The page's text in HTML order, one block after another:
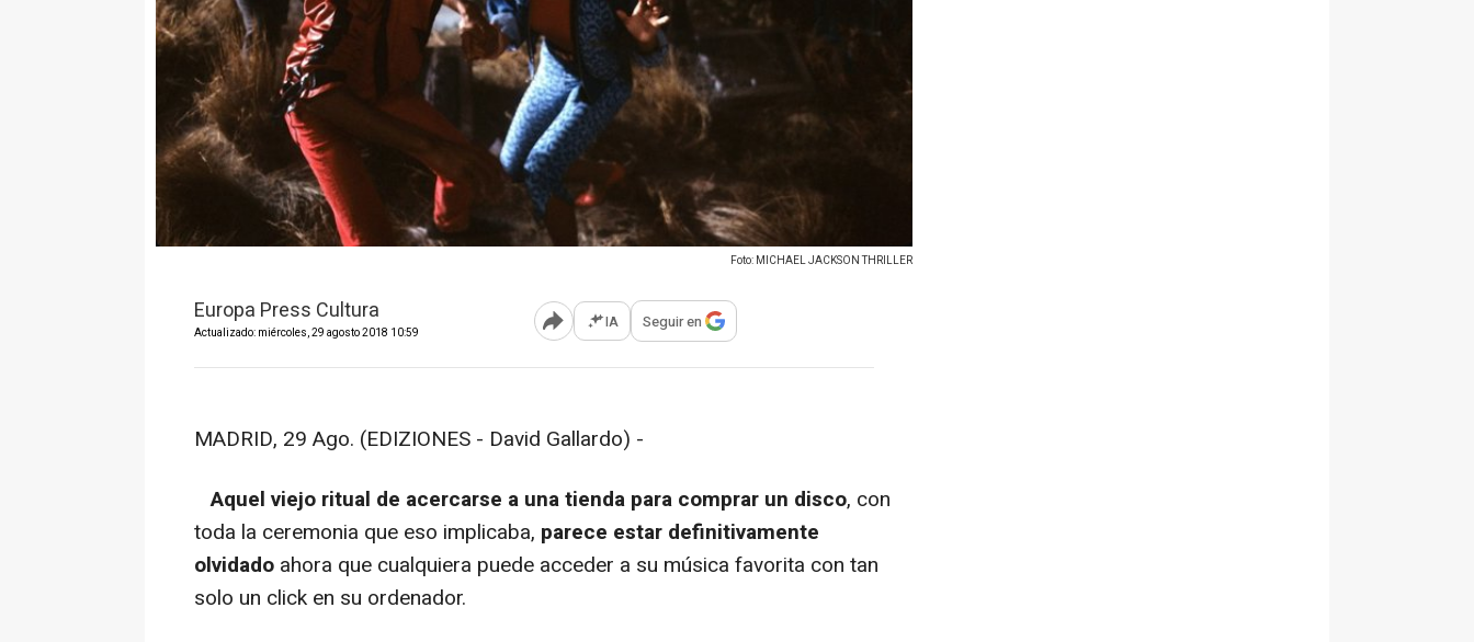
Foto: MICHAEL JACKSON THRILLER
Europa Press Cultura
Actualizado: miércoles, 29 agosto 2018 10:59 Abrir opciones para compartir
IA Seguir en
MADRID, 29 Ago. (EDIZIONES - David Gallardo) -
Aquel viejo ritual de acercarse a una tienda para comprar un disco, con
toda la ceremonia que eso implicaba, parece estar definitivamente
olvidado ahora que cualquiera puede acceder a su música favorita con tan
solo un click en su ordenador.